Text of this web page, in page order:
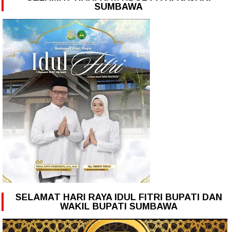
SUMBAWA
SELAMAT HARI RAYA IDUL FITRI BUPATI DAN
WAKIL BUPATI SUMBAWA